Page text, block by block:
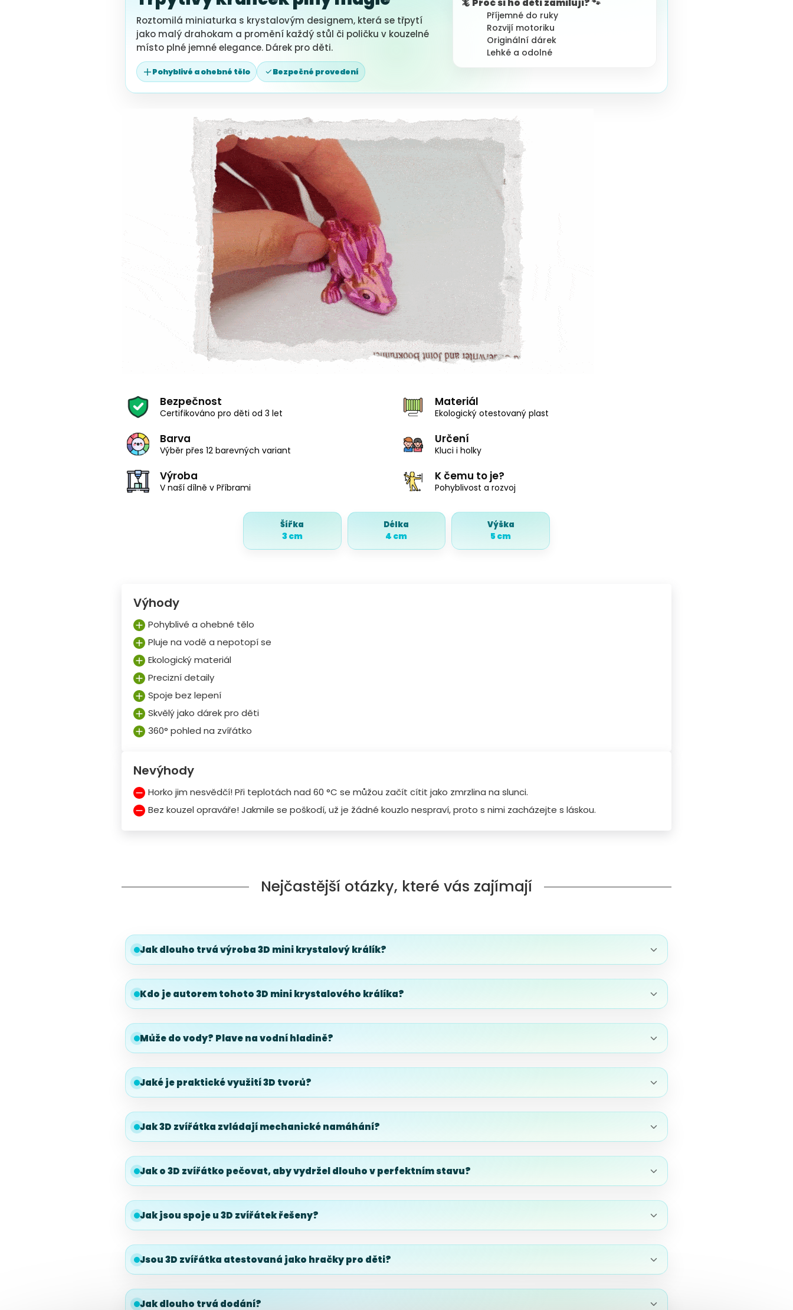
Roztomilá miniaturka s krystalovým designem, která se třpytí
jako malý drahokam a promění každý stůl či poličku v kouzelné
místo plné jemné elegance. Dárek pro děti.
Pohyblivé a ohebné tělo Bezpečné provedení
🦎 Proč si ho děti zamilují? 🐾
Příjemné do ruky
Rozvijí motoriku
Originální dárek
Lehké a odolné
Bezpečnost
Certifikováno pro děti od 3 let
Materiál
Ekologický otestovaný plast
Barva
Výběr přes 12 barevných variant
Určení
Kluci i holky
Výroba
V naší dílně v Příbrami
K čemu to je?
Pohyblivost a rozvoj
Šířka
3 cm
Délka
4 cm
Výška
5 cm
Výhody
Pohyblivé a ohebné tělo
Pluje na vodě a nepotopí se
Ekologický materiál
Precizní detaily
Spoje bez lepení
Skvělý jako dárek pro děti
360° pohled na zvířátko
Nevýhody
Horko jim nesvědčí! Při teplotách nad 60 °C se můžou začít cítit jako zmrzlina na slunci.
Bez kouzel opraváře! Jakmile se poškodí, už je žádné kouzlo nespraví, proto s nimi zacházejte s láskou.
Nejčastější otázky, které vás zajímají
Jak dlouho trvá výroba 3D mini krystalový králík?
Kdo je autorem tohoto 3D mini krystalového králíka?
Může do vody? Plave na vodní hladině?
Jaké je praktické využití 3D tvorů?
Jak 3D zvířátka zvládají mechanické namáhání?
Jak o 3D zvířátko pečovat, aby vydržel dlouho v perfektním stavu?
Jak jsou spoje u 3D zvířátek řešeny?
Jsou 3D zvířátka atestovaná jako hračky pro děti?
Jak dlouho trvá dodání?